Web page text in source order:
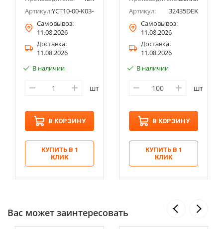
Артикул:YCT10-00-K03-070-A-3P
Самовывоз:
11.08.2026
Доставка:
11.08.2026
В наличии
шт
В КОРЗИНУ
КУПИТЬ В 1
КЛИК
Артикул:
32435DEK
Самовывоз:
11.08.2026
Доставка:
11.08.2026
В наличии
шт
В КОРЗИНУ
КУПИТЬ В 1
КЛИК
Вас может заинтересовать